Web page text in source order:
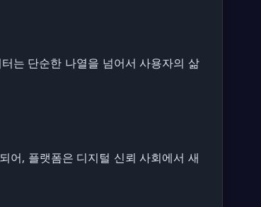
는 단순한 나열을 넘어서 사용자의 삶
어, 플랫폼은 디지털 신뢰 사회에서 새